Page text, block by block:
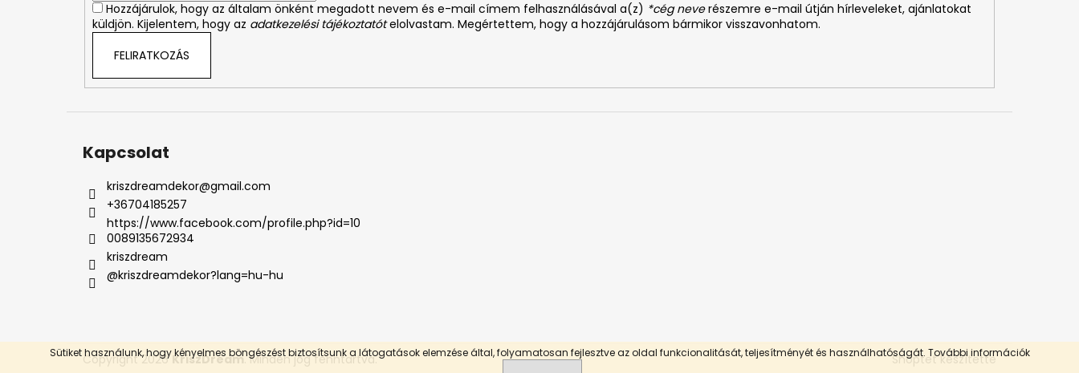
Sütiket használunk, hogy kényelmes böngészést biztosítsunk a látogatások elemzése által, folyamatosan fejlesztve az oldal funkcionalitását, teljesítményét és használhatóságát. További információk
Hozzájárulok, hogy az általam önként megadott nevem és e-mail címem felhasználásával a(z) *cég neverészemre e-mail útján hírleveleket, ajánlatokat
küldjön. Kijelentem, hogy az adatkezelési tájékoztatót elolvastam. Megértettem, hogy a hozzájárulásom bármikor visszavonhatom.
FELIRATKOZÁS
Kapcsolat
kriszdreamdekor@gmail.com
+36704185257
https://www.facebook.com/profile.php?id=10
0089135672934
kriszdream
@kriszdreamdekor?lang=hu-hu
Shoptet készítette
Copyright 2026KriszDream. Minden jog fenntartva.